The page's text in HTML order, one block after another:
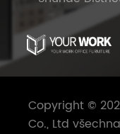
Copyright ©
Co., Ltd